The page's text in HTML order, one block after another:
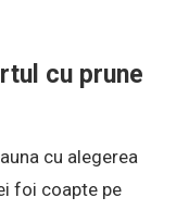
cu prune
cu alegerea
foi coapte pe